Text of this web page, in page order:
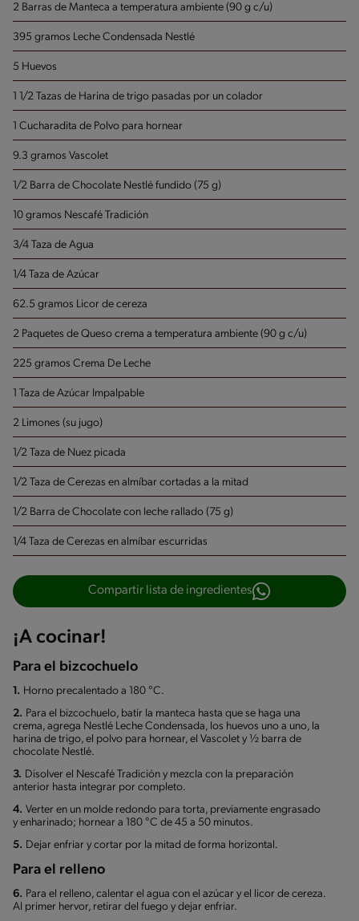
2 Barras de Manteca a temperatura ambiente (90 g c/u)
395 gramos Leche Condensada Nestlé
5 Huevos
1 1/2 Tazas de Harina de trigo pasadas por un colador
1 Cucharadita de Polvo para hornear
9.3 gramos Vascolet
1/2 Barra de Chocolate Nestlé fundido (75 g)
10 gramos Nescafé Tradición
3/4 Taza de Agua
1/4 Taza de Azúcar
62.5 gramos Licor de cereza
2 Paquetes de Queso crema a temperatura ambiente (90 g c/u)
225 gramos Crema De Leche
1 Taza de Azúcar Impalpable
2 Limones (su jugo)
1/2 Taza de Nuez picada
1/2 Taza de Cerezas en almíbar cortadas a la mitad
1/2 Barra de Chocolate con leche rallado (75 g)
1/4 Taza de Cerezas en almíbar escurridas
Compartir lista de ingredientes
¡A cocinar!
Para el bizcochuelo
1. Horno precalentado a 180 °C.
2. Para el bizcochuelo, batir la manteca hasta que se haga una
crema, agrega Nestlé Leche Condensada, los huevos uno a uno, la
harina de trigo, el polvo para hornear, el Vascolet y ½ barra de
chocolate Nestlé.
3. Disolver el Nescafé Tradición y mezcla con la preparación
anterior hasta integrar por completo.
4. Verter en un molde redondo para torta, previamente engrasado
y enharinado; hornear a 180 °C de 45 a 50 minutos.
5. Dejar enfriar y cortar por la mitad de forma horizontal.
Para el relleno
6. Para el relleno, calentar el agua con el azúcar y el licor de cereza.
Al primer hervor, retirar del fuego y dejar enfriar.